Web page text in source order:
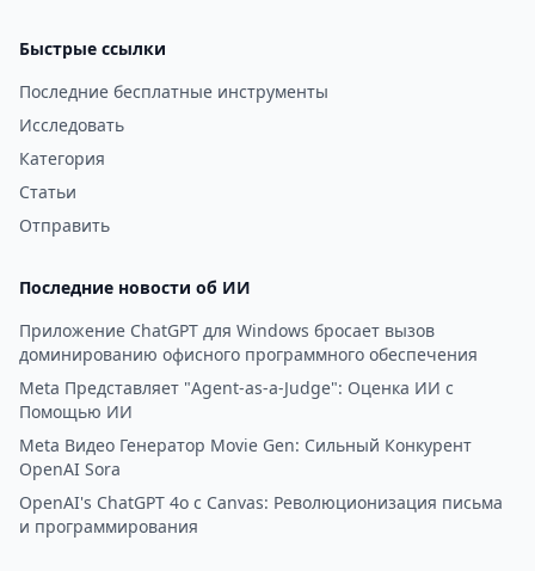
Быстрые ссылки
Последние бесплатные инструменты
Исследовать
Категория
Статьи
Отправить
Последние новости об ИИ
Приложение ChatGPT для Windows бросает вызов
доминированию офисного программного обеспечения
Meta Представляет "Agent-as-a-Judge": Оценка ИИ с
Помощью ИИ
Meta Видео Генератор Movie Gen: Сильный Конкурент
OpenAI Sora
OpenAI's ChatGPT 4o с Canvas: Революционизация письма
и программирования